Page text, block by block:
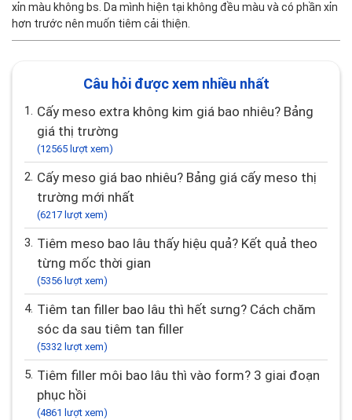
xỉn màu không bs. Da mình hiện tại không đều màu và có phần xỉn
hơn trước nên muốn tiêm cải thiện.
Câu hỏi được xem nhiều nhất
1. Cấy meso extra không kim giá bao nhiêu? Bảng
giá thị trường
(12565 lượt xem)
2. Cấy meso giá bao nhiêu? Bảng giá cấy meso thị
trường mới nhất
(6217 lượt xem)
3. Tiêm meso bao lâu thấy hiệu quả? Kết quả theo
từng mốc thời gian
(5356 lượt xem)
4. Tiêm tan filler bao lâu thì hết sưng? Cách chăm
sóc da sau tiêm tan filler
(5332 lượt xem)
5. Tiêm filler môi bao lâu thì vào form? 3 giai đoạn
phục hồi
(4861 lượt xem)